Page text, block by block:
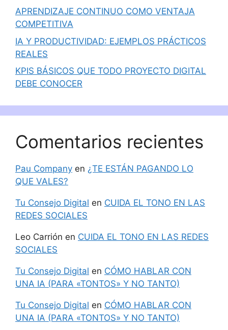
APRENDIZAJE CONTINUO COMO VENTAJA
COMPETITIVA
IA Y PRODUCTIVIDAD: EJEMPLOS PRÁCTICOS
REALES
KPIS BÁSICOS QUE TODO PROYECTO DIGITAL
DEBE CONOCER
Comentarios recientes
Pau Company en ¿TE ESTÁN PAGANDO LO
QUE VALES?
Tu Consejo Digital en CUIDA EL TONO EN LAS
REDES SOCIALES
Leo Carrión en CUIDA EL TONO EN LAS REDES
SOCIALES
Tu Consejo Digital en CÓMO HABLAR CON
UNA IA (PARA «TONTOS» Y NO TANTO)
Tu Consejo Digital en CÓMO HABLAR CON
UNA IA (PARA «TONTOS» Y NO TANTO)